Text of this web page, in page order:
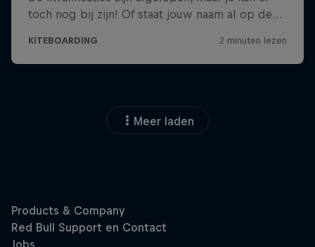
Meer laden